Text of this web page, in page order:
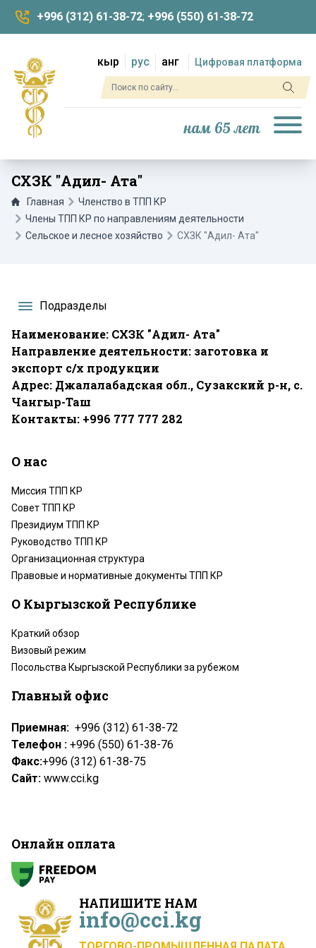
+996 (312) 61-38-72; +996 (550) 61-38-72
кыр рус анг Цифровая платформа
нам 65 лет
СХЗК "Адил- Ата"
Главная
Членство в ТПП КР
Члены ТПП КР по направлениям деятельности
Сельское и лесное хозяйство
СХЗК "Адил- Ата"
Подразделы
Наименование: СХЗК "Адил- Ата"
Направление деятельности: заготовка и
экспорт с/х продукции
Адрес: Джалалабадская обл., Сузакский р-н, с.
Чангыр-Таш
Контакты: +996 777 777 282
НАПИШИТЕ НАМ
info@cci.kg
О нас
Миссия ТПП КР
Совет ТПП КР
Президиум ТПП КР
Руководство ТПП КР
Организационная структура
Правовые и нормативные документы ТПП КР
О Кыргызской Республике
Краткий обзор
Визовый режим
Посольства Кыргызской Республики за рубежом
Главный офис
Приемная: +996 (312) 61-38-72
Телефон : +996 (550) 61-38-76
Факс:+996 (312) 61-38-75
Сайт: www.cci.kg
Онлайн оплата